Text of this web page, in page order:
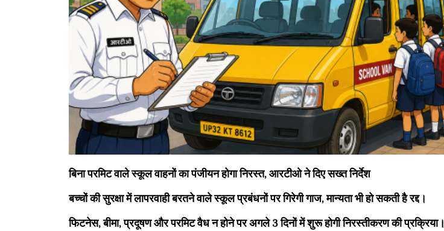
बिना परमिट वाले स्कूल वाहनों का पंजीयन होगा निरस्त, आरटीओ ने दिए सख्त निर्देश
बच्चों की सुरक्षा में लापरवाही बरतने वाले स्कूल प्रबंधनों पर गिरेगी गाज, मान्यता भी हो सकती है रद्द।
फिटनेस, बीमा, प्रदूषण और परमिट वैध न होने पर अगले 3 दिनों में शुरू होगी निरस्तीकरण की प्रक्रिया।